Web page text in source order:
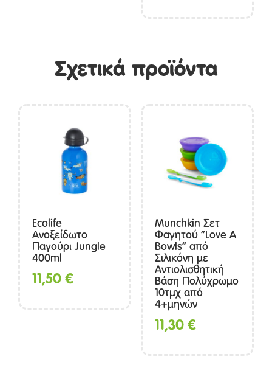
Σχετικά προϊόντα
Ecolife
Ανοξείδωτο
Παγούρι Jungle
400ml
11,50€
Munchkin Σετ
Φαγητού “Love A
Bowls” από
Σιλικόνη με
Αντιολισθητική
Βάση Πολύχρωμο
10τμχ από
4+μηνών
11,30€